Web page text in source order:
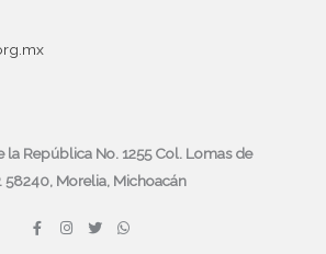
la República No. 1255 Col. Lomas de
58240, Morelia, Michoacán
F
a
I
n
T
w
W
h